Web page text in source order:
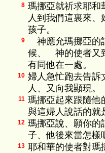
8 瑪挪亞就祈求耶和
人到我們這裏來
孩子。
9
神應允瑪挪亞的
候、 神的使者又
有同他在一處。
10 婦人急忙跑去告訴
人、又向我顯現。
11 瑪挪亞起來跟隨他
與這婦人說話的就
12 瑪挪亞說、願你的
子、他後來當怎樣
13 耶和華的使者對瑪